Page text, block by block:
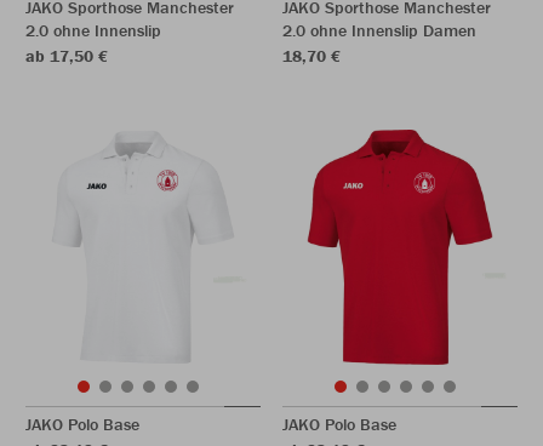
JAKO Sporthose Manchester
2.0 ohne Innenslip
ab 17,50 €
JAKO Sporthose Manchester
2.0 ohne Innenslip Damen
18,70 €
JAKO Polo Base
JAKO Polo Base